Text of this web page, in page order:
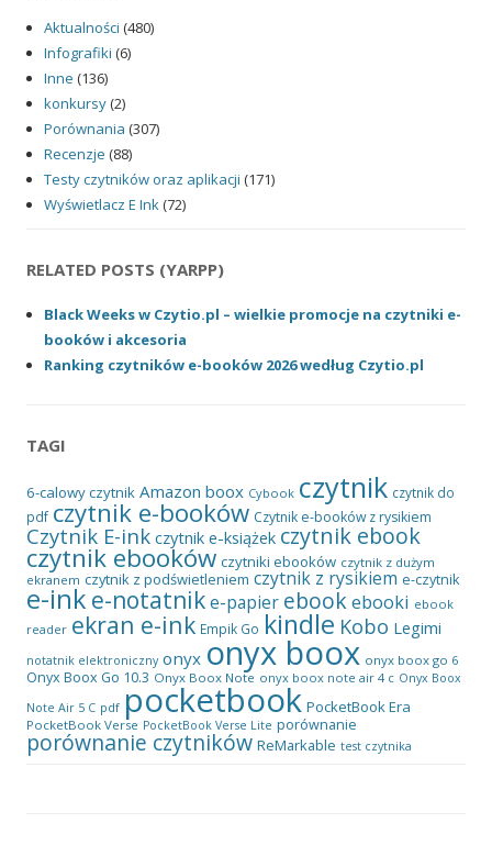
Aktualności (480)
Infografiki (6)
Inne (136)
konkursy(2)
Porównania (307)
Recenzje (88)
Testy czytników oraz aplikacji (171)
Wyświetlacz E Ink(72)
RELATED POSTS (YARPP)
Black Weeks w Czytio.pl – wielkie promocje na czytniki e-
booków i akcesoria
Ranking czytników e-booków 2026 według Czytio.pl
TAGI
6-calowy czytnik Amazon boox Cybook czytnik czytnik do
pdf czytnik e-booków Czytnik e-booków z rysikiem
Czytnik E-ink czytnik e-książek czytnik ebook
czytnik ebooków czytniki ebooków czytnik z dużym
ekranem czytnik z podświetleniem czytnik z rysikiem e-czytnik
e-ink e-notatnike-papier ebookebooki ebook
reader ekran e-ink Empik Go kindle Kobo Legimi
notatnik elektroniczny onyx onyx boox onyx boox go 6
Onyx Boox Go 10.3 Onyx Boox Note onyx boox note air 4 c Onyx Boox
Note Air 5 C pdf pocketbook PocketBook Era
PocketBook Verse PocketBook Verse Lite porównanie
porównanie czytników ReMarkable test czytnika